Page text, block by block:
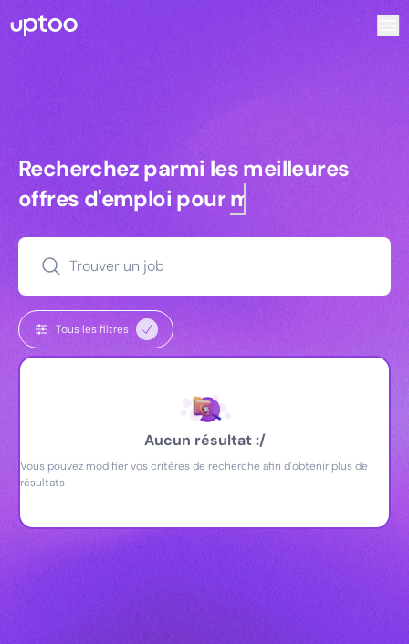
Recherchez parmi les meilleures
Recherchez parmi les meilleures
offres d'emploi pourmanagers
Trouver un job
Tous les filtres
Aucun résultat :/
Vous pouvez modifier vos critères de recherche afin d'obtenir plus de
résultats